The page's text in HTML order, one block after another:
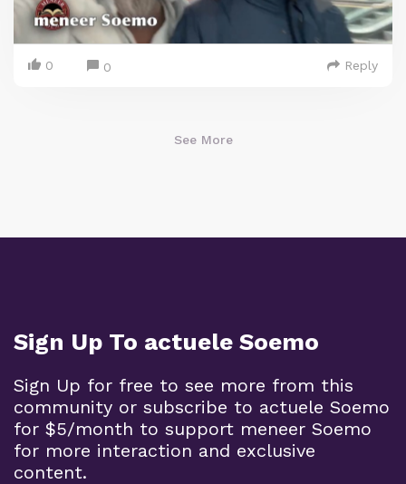
0 0 Reply
See More
Sign Up To actuele Soemo
Sign Up for free to see more from this
community or subscribe to actuele Soemo
for $5/month to support meneer Soemo
for more interaction and exclusive
content.